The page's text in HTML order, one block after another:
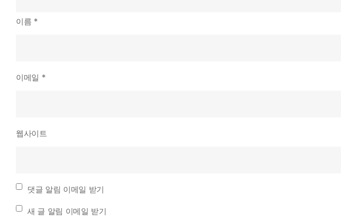
이름 *
이메일 *
웹사이트
댓글 알림 이메일 받기
새 글 알림 이메일 받기